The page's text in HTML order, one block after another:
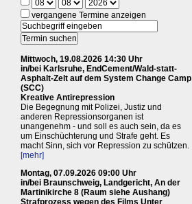
vergangene Termine anzeigen
Mittwoch, 19.08.2026 14:30 Uhr
in/bei Karlsruhe, EndCement/Wald-statt-
Asphalt-Zelt auf dem System Change Camp
(SCC)
Kreative Antirepression
Die Begegnung mit Polizei, Justiz und
anderen Repressionsorganen ist
unangenehm - und soll es auch sein, da es
um Einschüchterung und Strafe geht. Es
macht Sinn, sich vor Repression zu schützen.
[mehr]
Montag, 07.09.2026 09:00 Uhr
in/bei Braunschweig, Landgericht, An der
Martinikirche 8 (Raum siehe Aushang)